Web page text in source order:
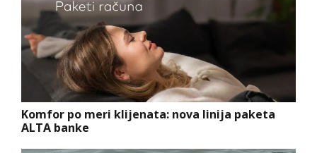
Komfor po meri klijenata: nova linija paketa
ALTA banke